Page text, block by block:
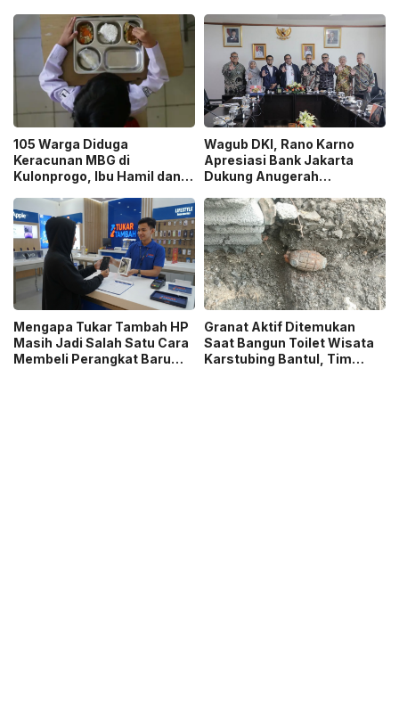
Bawen Agustus 2026
Modern
105 Warga Diduga
Keracunan MBG di
Kulonprogo, Ibu Hamil dan
Terdampak
Wagub DKI, Rano Karno
Apresiasi Bank Jakarta
Dukung Anugerah
Dorong Karya Berkualitas
Sambut 5 Abad Jakarta
Mengapa Tukar Tambah HP
Masih Jadi Salah Satu Cara
Membeli Perangkat Baru
Granat Aktif Ditemukan
Saat Bangun Toilet Wisata
Karstubing Bantul, Tim